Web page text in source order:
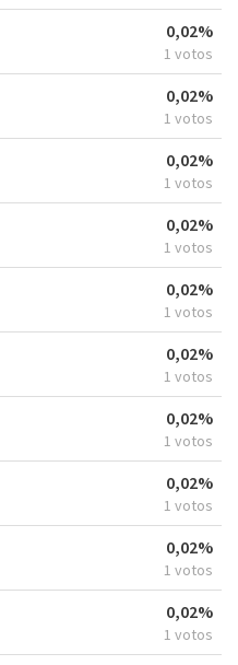
0,02%
1 votos
0,02%
1 votos
0,02%
1 votos
0,02%
1 votos
0,02%
1 votos
0,02%
1 votos
0,02%
1 votos
0,02%
1 votos
0,02%
1 votos
0,02%
1 votos